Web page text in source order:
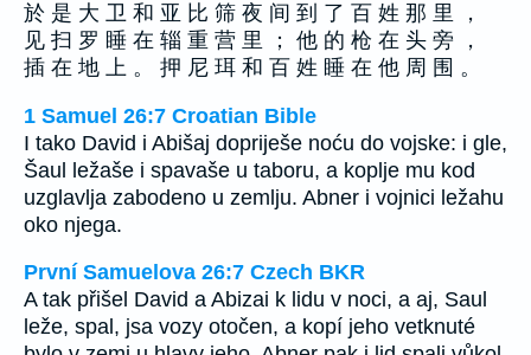
於 是 大 卫 和 亚 比 筛 夜 间 到 了 百 姓 那 里 ，
见 扫 罗 睡 在 辎 重 营 里 ； 他 的 枪 在 头 旁 ，
插 在 地 上 。 押 尼 珥 和 百 姓 睡 在 他 周 围 。
1 Samuel 26:7 Croatian Bible
I tako David i Abišaj dopriješe noću do vojske: i gle,
Šaul ležaše i spavaše u taboru, a koplje mu kod
uzglavlja zabodeno u zemlju. Abner i vojnici ležahu
oko njega.
První Samuelova 26:7 Czech BKR
A tak přišel David a Abizai k lidu v noci, a aj, Saul
leže, spal, jsa vozy otočen, a kopí jeho vetknuté